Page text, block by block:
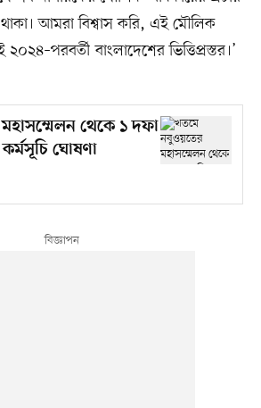
আমরা বিশ্বাস করি, এই মৌলিক
বাংলাদেশের ভিত্তিপ্রস্তর।’
থেকে ১ দফা
ঘোষণা